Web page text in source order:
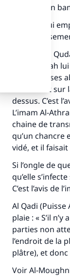
S'il a mis un
remède qui
sur le
L’imam ibn
(Puisse Allah
en faisant ses
traitement sur
dessus. C’est
L’imam Al-
chaine de
qu’un chancre
vidé, et il
Si l’ongle de
qu’elle
C’est l’avis de
Al Qadi
plaie : « S’il
parties non
l’endroit de la
plâtre), et donc
VoirAl-